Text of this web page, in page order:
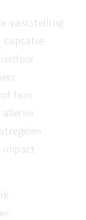
vaststelling
captatie-
hun
impact